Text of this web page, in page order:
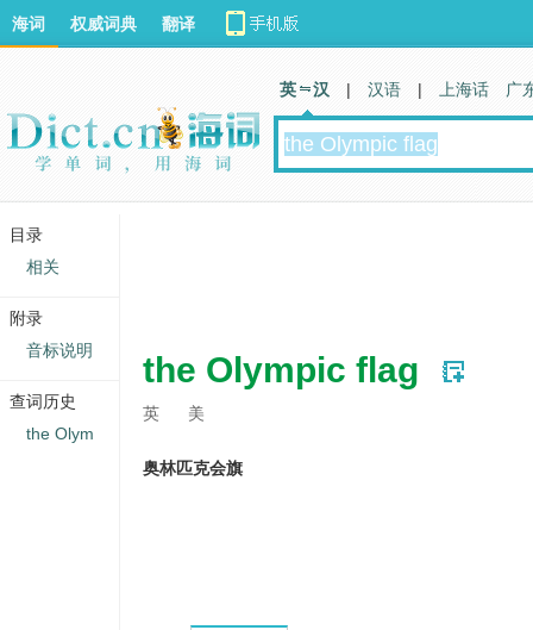
the Olympic flag
英 美
奥林匹克会旗
海词 权威词典 翻译
英 汉 | 汉语 | 上海话 广
目录
相关
附录
音标说明
查词历史
the Olym